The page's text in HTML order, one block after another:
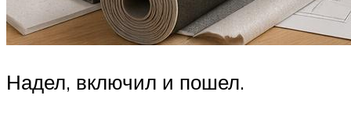
Надел, включил и пошел.